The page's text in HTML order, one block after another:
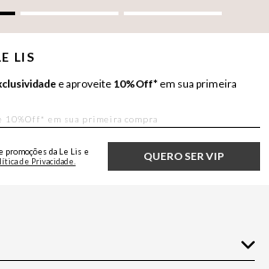
LIS
e aproveite 10%Off* em sua primeira
QUERO SER VIP
da Le Lis e
de Privacidade.